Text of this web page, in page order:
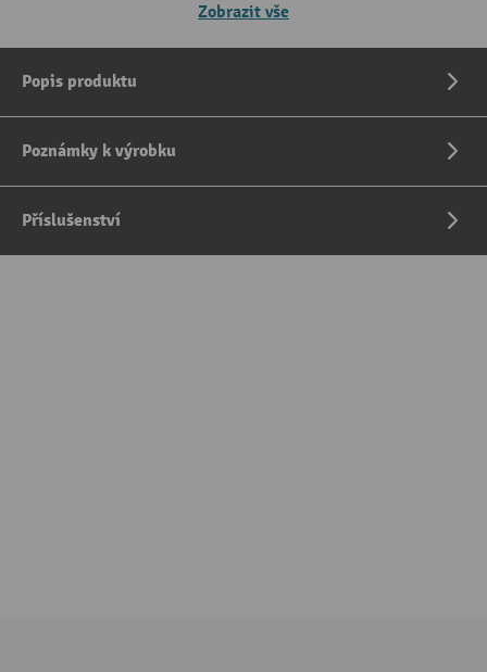
Zobrazit vše
Popis produktu
Poznámky k výrobku
Příslušenství